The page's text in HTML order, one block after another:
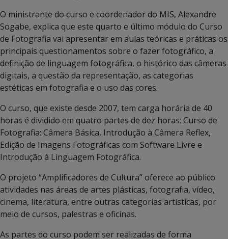
O ministrante do curso e coordenador do MIS, Alexandre
Sogabe, explica que este quarto e último módulo do Curso
de Fotografia vai apresentar em aulas teóricas e práticas os
principais questionamentos sobre o fazer fotográfico, a
definição de linguagem fotográfica, o histórico das câmeras
digitais, a questão da representação, as categorias
estéticas em fotografia e o uso das cores.
O curso, que existe desde 2007, tem carga horária de 40
horas é dividido em quatro partes de dez horas: Curso de
Fotografia: Câmera Básica, Introdução à Câmera Reflex,
Edição de Imagens Fotográficas com Software Livre e
Introdução à Linguagem Fotográfica.
O projeto “Amplificadores de Cultura” oferece ao público
atividades nas áreas de artes plásticas, fotografia, vídeo,
cinema, literatura, entre outras categorias artísticas, por
meio de cursos, palestras e oficinas.
As partes do curso podem ser realizadas de forma